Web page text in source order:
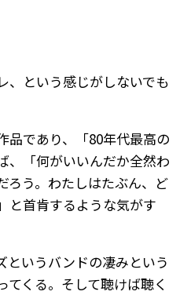
、という感じがしないでも
品であり、「80年代最高の
、「何がいいんだか全然わ
ろう。わたしはたぶん、ど
と首肯するような気がす
というバンドの凄みという
くる。そして聴けば聴く